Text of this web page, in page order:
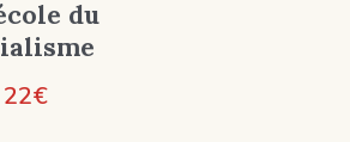
du
22€